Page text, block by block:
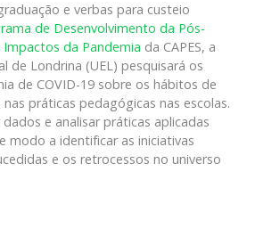
e verbas para custeio
de Desenvolvimento da Pós-
Impactos da Pandemia da CAPES, a
de Londrina (UEL) pesquisará os
de COVID-19 sobre os hábitos de
práticas pedagógicas nas escolas.
e analisar práticas aplicadas
modo a identificar as iniciativas
e os retrocessos no universo